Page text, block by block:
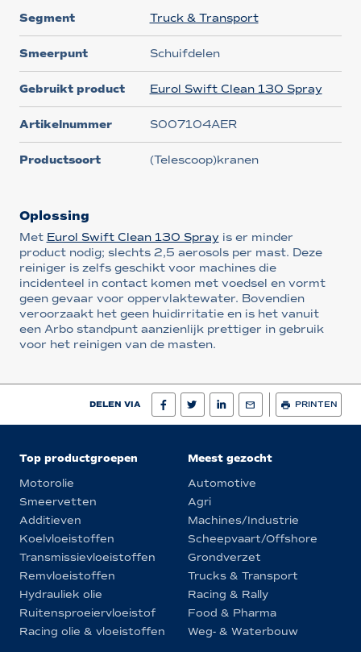
Segment Truck & Transport
Smeerpunt Schuifdelen
Gebruikt product Eurol Swift Clean 130 Spray
Artikelnummer S007104AER
Productsoort (Telescoop)kranen
Oplossing
Met Eurol Swift Clean 130 Spray is er minder
product nodig; slechts 2,5 aerosols per mast. Deze
reiniger is zelfs geschikt voor machines die
incidenteel in contact komen met voedsel en vormt
geen gevaar voor oppervlaktewater. Bovendien
veroorzaakt het geen huidirritatie en is het vanuit
een Arbo standpunt aanzienlijk prettiger in gebruik
voor het reinigen van de masten.
DELEN VIA PRINTEN
Top productgroepen
Motorolie
Smeervetten
Additieven
Koelvloeistoffen
Transmissievloeistoffen
Remvloeistoffen
Hydrauliek olie
Ruitensproeiervloeistof
Racing olie & vloeistoffen
Meest gezocht
Automotive
Agri
Machines/Industrie
Scheepvaart/Offshore
Grondverzet
Trucks & Transport
Racing & Rally
Food & Pharma
Weg- & Waterbouw